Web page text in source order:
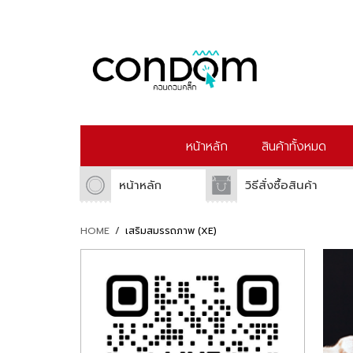
หน้าหลัก สินค้าทั้งหมด
หน้าหลัก วิธีสั่งซื้อสินค้า
HOME / เสริมสมรรถภาพ (XE)